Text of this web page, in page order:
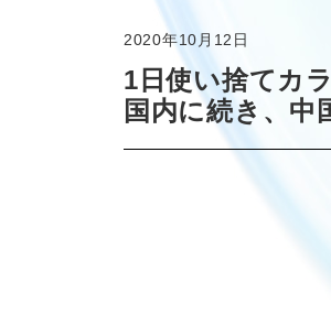
2020年10月12日
1日使い捨てカ
国内に続き、中